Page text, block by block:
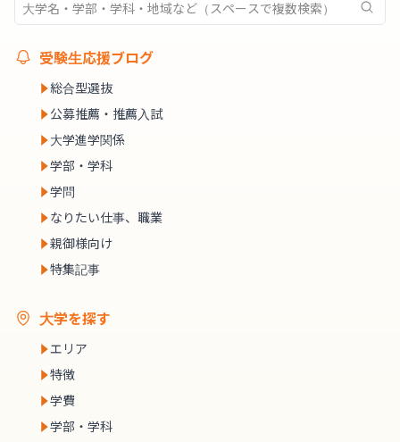
受験生応援ブログ
総合型選抜
公募推薦・推薦入試
大学進学関係
学部・学科
学問
なりたい仕事、職業
親御様向け
特集記事
大学を探す
エリア
特徴
学費
学部・学科